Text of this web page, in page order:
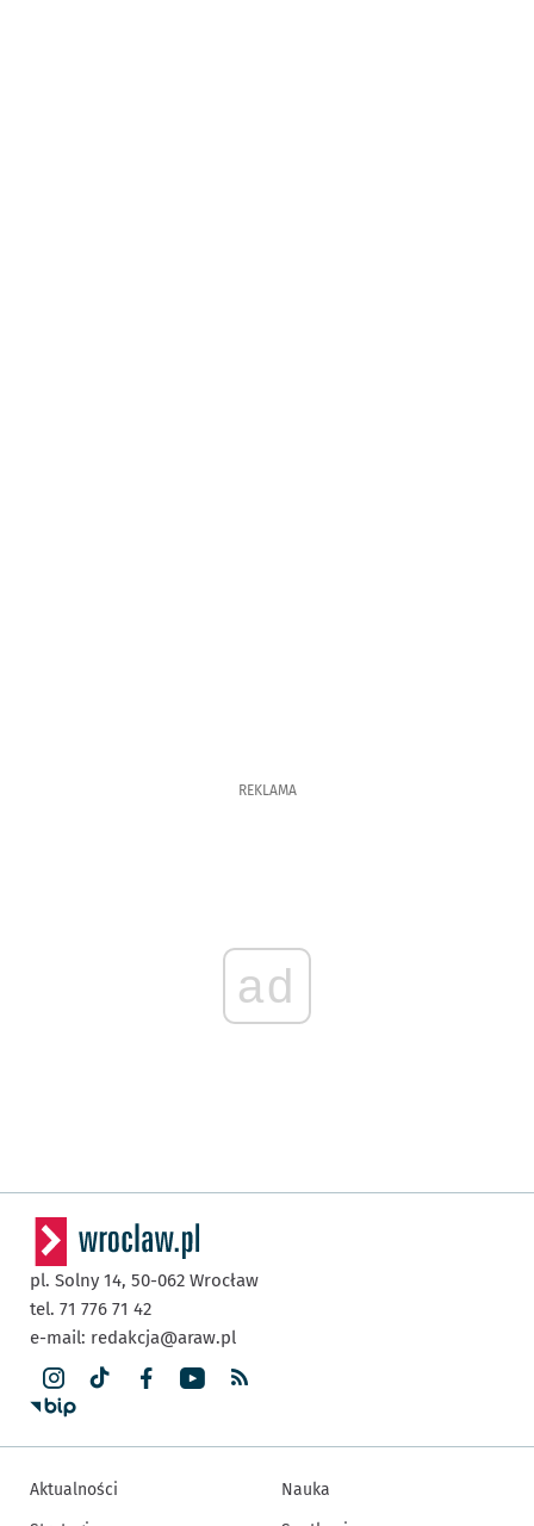
REKLAMA
ad
pl. Solny 14, 50-062 Wrocław
tel. 71 776 71 42
e-mail: redakcja@araw.pl
Aktualności
Nauka